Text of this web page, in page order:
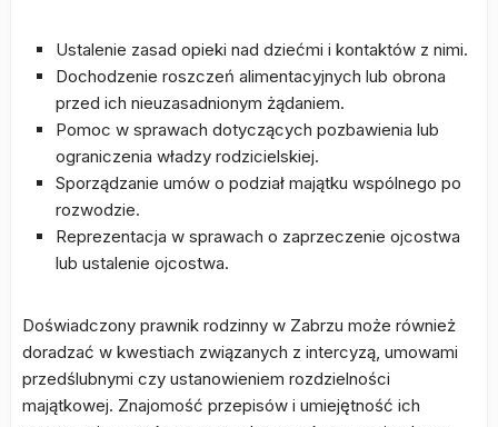
Ustalenie zasad opieki nad dziećmi i kontaktów z nimi.
Dochodzenie roszczeń alimentacyjnych lub obrona
przed ich nieuzasadnionym żądaniem.
Pomoc w sprawach dotyczących pozbawienia lub
ograniczenia władzy rodzicielskiej.
Sporządzanie umów o podział majątku wspólnego po
rozwodzie.
Reprezentacja w sprawach o zaprzeczenie ojcostwa
lub ustalenie ojcostwa.
Doświadczony prawnik rodzinny w Zabrzu może również
doradzać w kwestiach związanych z intercyzą, umowami
przedślubnymi czy ustanowieniem rozdzielności
majątkowej. Znajomość przepisów i umiejętność ich